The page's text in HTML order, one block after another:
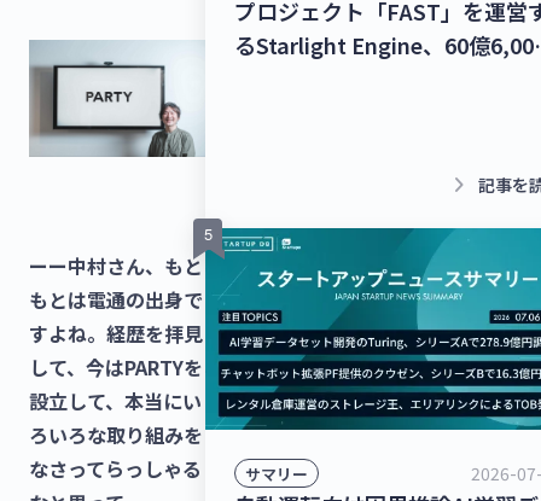
ーー中村さん、もと
もとは電通の出身で
すよね。経歴を拝見
して、今はPARTYを
設立して、本当にい
ろいろな取り組みを
なさってらっしゃる
プロジェクト「FAST」を運営
るStarlight Engine、60億
Solutions、シードラウンドで
トアップニュース】
keyboard_arrow_right 記事を
サマリー 2026-